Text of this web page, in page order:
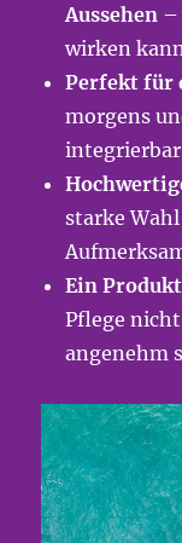
Aussehen –
wirken
Perfekt für
morgens
starke
Ein
Pflege
angenehm